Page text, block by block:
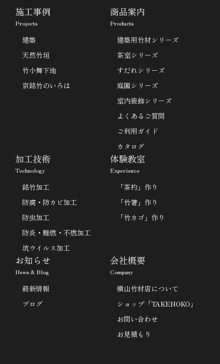
施工事例
Projects
建築
天然竹垣
竹小舞下地
京銘竹のいろは
商品案内
Products
建築用竹材シリーズ
茶室シリーズ
すだれシリーズ
庭園シリーズ
室内装飾シリーズ
よくあるご質問
ご利用ガイド
カタログ
加工技術
Technology
銘竹加工
防腐・防カビ加工
防虫加工
防炎・難燃・不燃加工
坑ウイルス加工
体験教室
Experience
「茶杓」作り
「竹箸」作り
「竹カゴ」作り
お知らせ
News & Blog
最新情報
ブログ
会社概要
Company
横山竹材店について
ショップ「TAKENOKO」
お問い合わせ
お見積もり